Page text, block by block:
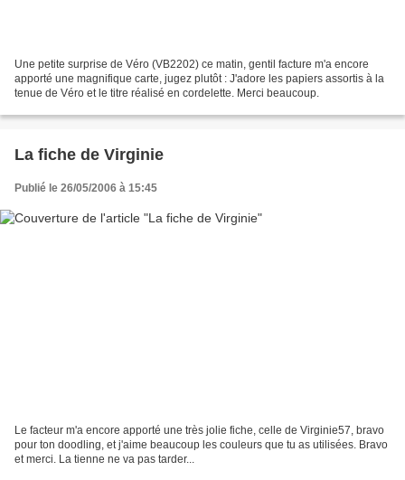
Une petite surprise de Véro (VB2202) ce matin, gentil facture m'a encore
apporté une magnifique carte, jugez plutôt : J'adore les papiers assortis à la
tenue de Véro et le titre réalisé en cordelette. Merci beaucoup.
La fiche de Virginie
Publié le 26/05/2006 à 15:45
Le facteur m'a encore apporté une très jolie fiche, celle de Virginie57, bravo
pour ton doodling, et j'aime beaucoup les couleurs que tu as utilisées. Bravo
et merci. La tienne ne va pas tarder...